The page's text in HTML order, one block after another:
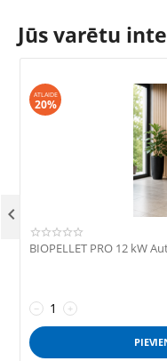
Jūs varētu
ATLAIDE
20%
BIOPELLET PRO 12 kW
+
−
